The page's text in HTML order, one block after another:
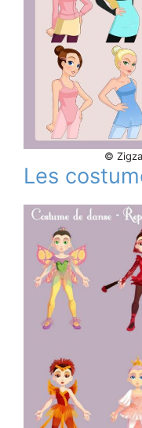
©
Les